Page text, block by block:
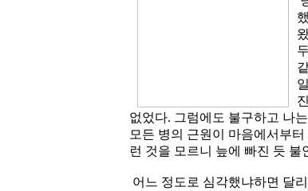
없었다. 그럼에도 불구하고 나
모든 병의 근원이 마음에서부
런 것을 모르니 늪에 빠진 듯
어느 정도로 심각했냐하면 달